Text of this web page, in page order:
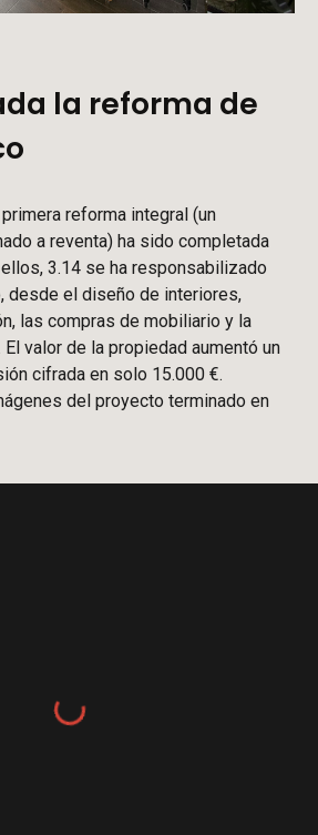
la reforma de
reforma integral (un
a reventa) ha sido completada
3.14 se ha responsabilizado
desde el diseño de interiores,
las compras de mobiliario y la
valor de la propiedad aumentó un
cifrada en solo 15.000 €.
del proyecto terminado en